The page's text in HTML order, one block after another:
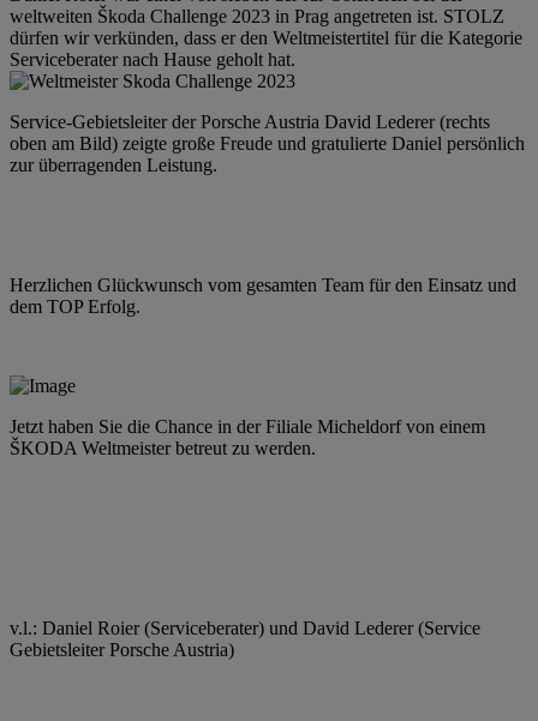
weltweiten Škoda Challenge 2023 in Prag angetreten ist. STOLZ
dürfen wir verkünden, dass er den Weltmeistertitel für die Kategorie
Serviceberater nach Hause geholt hat.
Service-Gebietsleiter der Porsche Austria David Lederer (rechts
oben am Bild) zeigte große Freude und gratulierte Daniel persönlich
zur überragenden Leistung.
Herzlichen Glückwunsch vom gesamten Team für den Einsatz und
dem TOP Erfolg.
Jetzt haben Sie die Chance in der Filiale Micheldorf von einem
ŠKODA Weltmeister betreut zu werden.
v.l.: Daniel Roier (Serviceberater) und David Lederer (Service
Gebietsleiter Porsche Austria)